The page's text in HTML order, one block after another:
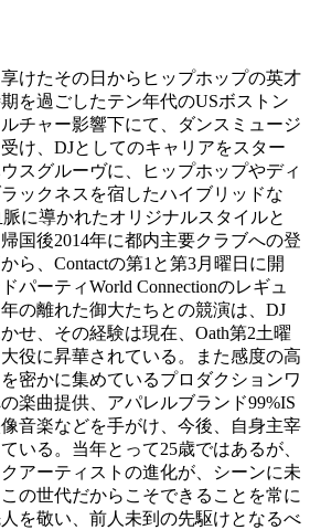
けたその日からヒップホップの英才
を過ごしたテン年代のUSボストン
チャー影響下にて、ダンスミュージ
け、DJとしてのキャリアをスター
スグルーヴに、ヒップホップやディ
ックネスを宿したハイブリッドな
に導かれたオリジナルスタイルと
国後2014年に都内主要クラブへの登
ら、Contactの第1と第3月曜日に開
パーティWorld Connectionのレギュ
の離れた御大たちとの競演は、DJ
せ、その経験は現在、Oath第2土曜
役に昇華されている。また感度の高
密かに集めているプロダクションワ
楽曲提供、アパレルブランド99%IS
音楽などを手がけ、今後、自身主宰
いる。当年とって25歳ではあるが、
アーティストの進化が、シーンに未
の世代だからこそできることを常に
を敬い、前人未到の先駆けとなるべ